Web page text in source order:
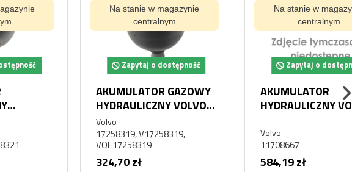
Na stanie w magazynie
Zapytaj o dostępność
AKUMULATOR GAZOWY
HYDRAULICZNY VOLVO
L70F L70H
17258319, V17258319,
VOE17258319
Na stanie w magazynie
Zapytaj o dostępność
AKUMULATOR
HYDRAULICZNY VOLVO